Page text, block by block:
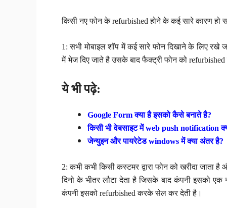
किसी नए फोन के refurbished होने के कई सारे कारण हो
1: सभी मोबाइल शॉप में कई सारे फोन दिखाने के लिए
में भेज दिए जाते है उसके बाद फैक्ट्री फोन को
ये भी पढ़े:
Google Form क्या है इसको कैसे बनाते है?
किसी भी वेबसाइट में web push notification
जेन्युइन और पायरेटेड windows में क्या अंतर है?
2: कभी कभी किसी कस्टमर द्वारा फोन को खरीदा
दिनो के भीतर लौटा देता है जिसके बाद कंपनी इसको
कंपनी इसको refurbished करके सेल कर देती है।